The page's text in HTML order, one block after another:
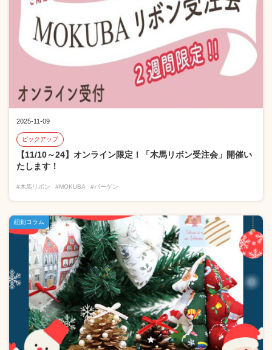
2025-11-09
ピックアップ
【11/10～24】オンライン限定！「木馬リボン受注会」開催い
たします！
#木馬リボン #MOKUBA #バーゲン
紐釦コラム